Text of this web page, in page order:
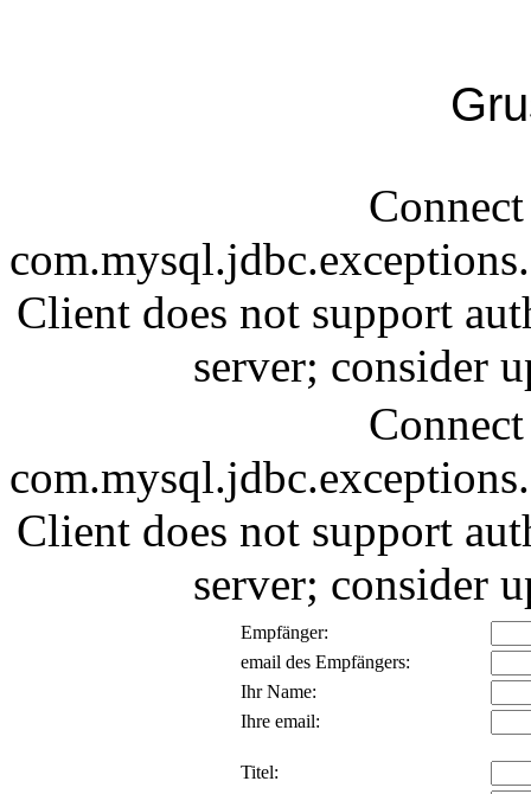
Client does not support
server; consider
Client does not support
server; consider
Empfänger:
email des Empfängers:
Ihr Name:
Ihre email:
Titel: